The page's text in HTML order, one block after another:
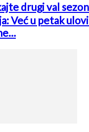
drugi val
Već u petak